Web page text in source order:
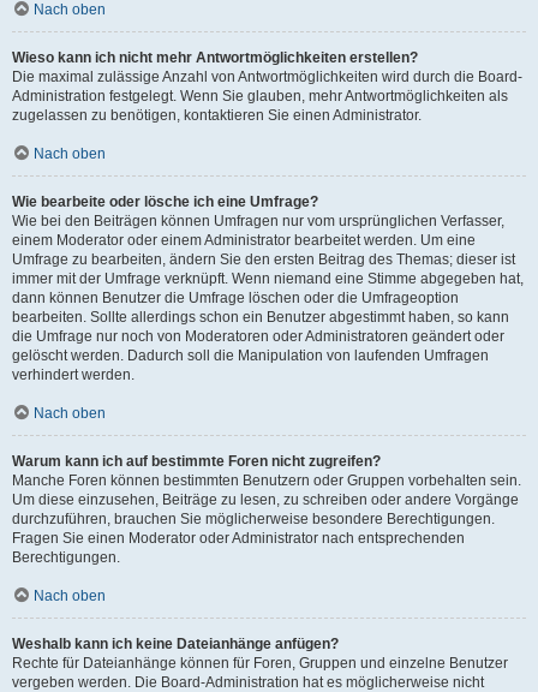
Nach oben
Wieso kann ich nicht mehr Antwortmöglichkeiten erstellen?
Die maximal zulässige Anzahl von Antwortmöglichkeiten wird durch die Board-
Administration festgelegt. Wenn Sie glauben, mehr Antwortmöglichkeiten als
zugelassen zu benötigen, kontaktieren Sie einen Administrator.
Nach oben
Wie bearbeite oder lösche ich eine Umfrage?
Wie bei den Beiträgen können Umfragen nur vom ursprünglichen Verfasser,
einem Moderator oder einem Administrator bearbeitet werden. Um eine
Umfrage zu bearbeiten, ändern Sie den ersten Beitrag des Themas; dieser ist
immer mit der Umfrage verknüpft. Wenn niemand eine Stimme abgegeben hat,
dann können Benutzer die Umfrage löschen oder die Umfrageoption
bearbeiten. Sollte allerdings schon ein Benutzer abgestimmt haben, so kann
die Umfrage nur noch von Moderatoren oder Administratoren geändert oder
gelöscht werden. Dadurch soll die Manipulation von laufenden Umfragen
verhindert werden.
Nach oben
Warum kann ich auf bestimmte Foren nicht zugreifen?
Manche Foren können bestimmten Benutzern oder Gruppen vorbehalten sein.
Um diese einzusehen, Beiträge zu lesen, zu schreiben oder andere Vorgänge
durchzuführen, brauchen Sie möglicherweise besondere Berechtigungen.
Fragen Sie einen Moderator oder Administrator nach entsprechenden
Berechtigungen.
Nach oben
Weshalb kann ich keine Dateianhänge anfügen?
Rechte für Dateianhänge können für Foren, Gruppen und einzelne Benutzer
vergeben werden. Die Board-Administration hat es möglicherweise nicht